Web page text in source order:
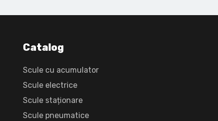
Catalog
Scule cu acumulator
Scule electrice
Scule staționare
Scule pneumatice